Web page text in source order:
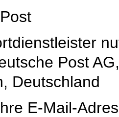
Post
Deutschland
E-Mail-